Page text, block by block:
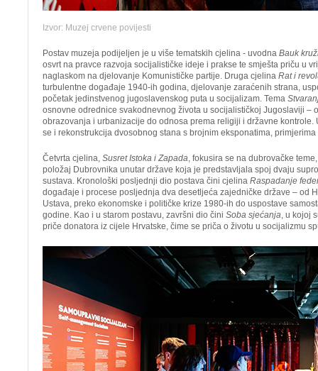
Izvor: Muzej crvene povijesti
Postav muzeja podijeljen je u više tematskih cjelina - uvodna Bauk
osvrt na pravce razvoja socijalističke ideje i prakse te smješta priču u
naglaskom na djelovanje Komunističke partije. Druga cjelina Rat i
turbulentne događaje 1940-ih godina, djelovanje zaraćenih strana,
početak jedinstvenog jugoslavenskog puta u socijalizam. Tema
osnovne odrednice svakodnevnog života u socijalističkoj Jugoslaviji –
obrazovanja i urbanizacije do odnosa prema religiji i državne kontrole.
se i rekonstrukcija dvosobnog stana s brojnim eksponatima,
Četvrta cjelina, Susret Istoka i Zapada, fokusira se na dubrovačke
položaj Dubrovnika unutar države koja je predstavljala spoj dvaju
sustava. Kronološki posljednji dio postava čini cjelina Raspadanje
događaje i procese posljednja dva desetljeća zajedničke države – od
Ustava, preko ekonomske i političke krize 1980-ih do uspostave
godine. Kao i u starom postavu, završni dio čini Soba sjećanja, u kojoj
priče donatora iz cijele Hrvatske, čime se priča o životu u socijalizmu